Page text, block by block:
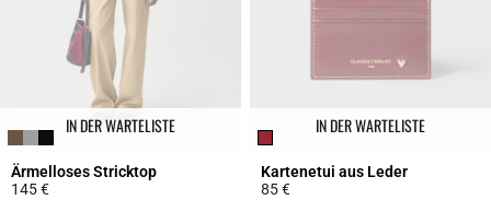
IN DER WARTELISTE
Ärmelloses Stricktop
145 €
IN DER WARTELISTE
Kartenetui aus Leder
85 €